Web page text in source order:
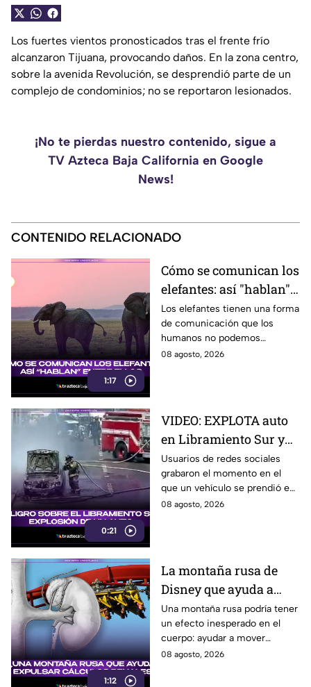
Los fuertes vientos pronosticados tras el frente frío
alcanzaron Tijuana, provocando daños. En la zona centro,
sobre la avenida Revolución, se desprendió parte de un
complejo de condominios; no se reportaron lesionados.
¡No te pierdas nuestro contenido, sigue a
TV Azteca Baja California en Google
News!
CONTENIDO RELACIONADO
1:17
Cómo se comunican los
elefantes: así "hablan"
entre ellos
Los elefantes tienen una forma
de comunicación que los
humanos no podemos
escuchar, ellos “hablan” de una
08 agosto, 2026
0:21
VIDEO: EXPLOTA auto
en Libramiento Sur y
ocasiona fuerte tráfico
en Tijuana este sábado;
cerca de 5 y 10
Usuarios de redes sociales
grabaron el momento en el
que un vehículo se prendió en
llamas sobre el Libramiento, lo
08 agosto, 2026
1:12
La montaña rusa de
Disney que ayuda a
expulsar cálculos
renales, según estudio
Una montaña rusa podría tener
un efecto inesperado en el
cuerpo: ayudar a mover
pequeños cálculos renales
08 agosto, 2026